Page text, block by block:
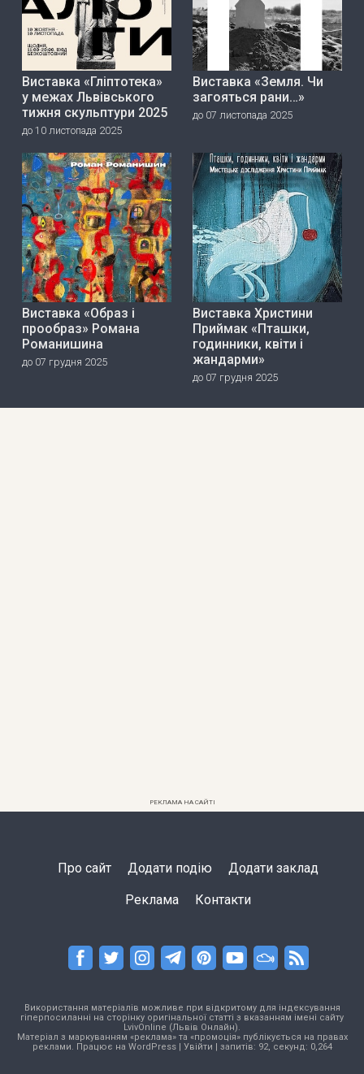
Виставка «Гліптотека»
у межах Львівського
тижня скульптури 2025
до 10 листопада 2025
Виставка «Земля. Чи
загояться рани…»
до 07 листопада 2025
Виставка «Образ і
прообраз» Романа
Романишина
до 07 грудня 2025
Виставка Христини
Приймак «Пташки,
годинники, квіти і
жандарми»
до 07 грудня 2025
РЕКЛАМА НА САЙТІ
Про сайт Додати подію Додати заклад
Реклама Контакти
Використання матеріалів можливе при відкритому для індексування
гіперпосиланні на сторінку оригінальної статті з вказанням імені сайту
LvivOnline (Львів Онлайн).
Матеріал з маркуванням «реклама» та «промоція» публікується на правах
реклами. Працює на WordPress| Увійти | запитів: 92, секунд: 0,264